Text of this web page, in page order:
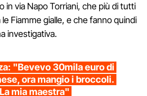
in via Napo Torriani, che più di tutti
Fiamme gialle, e che fanno quindi
investigativa.
"Bevevo 30mila euro di
ora mangio i broccoli.
mia maestra"